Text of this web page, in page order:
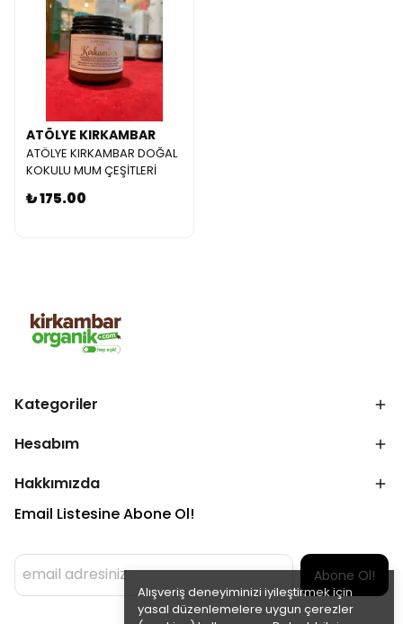
Alışveriş deneyiminizi iyileştirmek için
yasal düzenlemelere uygun çerezler
ATÖLYE KIRKAMBAR
ATÖLYE KIRKAMBAR DOĞAL
KOKULU MUM ÇEŞİTLERİ
₺ 175.00
Kategoriler
Hesabım
Hakkımızda
Email Listesine Abone Ol!
Abone Ol!